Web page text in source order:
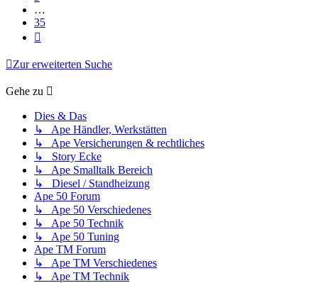
…
35
Zur erweiterten Suche
Gehe zu
Dies & Das
↳ Ape Händler, Werkstätten
↳ Ape Versicherungen & rechtliches
↳ Story Ecke
↳ Ape Smalltalk Bereich
↳ Diesel / Standheizung
Ape 50 Forum
↳ Ape 50 Verschiedenes
↳ Ape 50 Technik
↳ Ape 50 Tuning
Ape TM Forum
↳ Ape TM Verschiedenes
↳ Ape TM Technik